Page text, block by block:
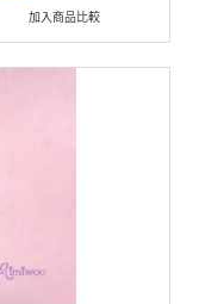
加入商品比較